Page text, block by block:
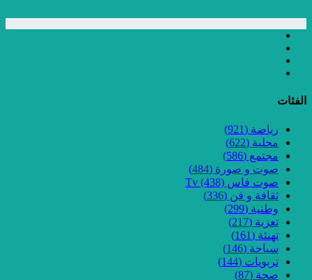
الفئات
رياضة (921)
محلية (622)
مجتمع (586)
صوت و صورة (484)
صوت فاس Tv (438)
ثقافة و فن (336)
وطنية (299)
تعزية (217)
تهنئة (161)
سياحة (146)
تربويات (144)
صحة (87)